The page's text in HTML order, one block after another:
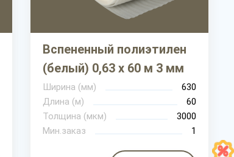
Вспененный полиэтилен
(белый) 0,63 х 60 м 3 мм
Ширина (мм)
630
Длина (м)
60
Толщина (мкм)
3000
Мин.заказ
1